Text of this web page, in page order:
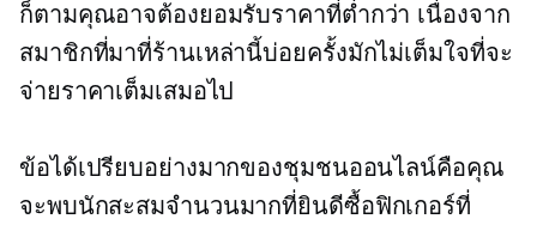
ก็ตามคุณอาจต้องยอมรับราคาที่ต่ำกว่า เนื่องจาก
สมาชิกที่มาที่ร้านเหล่านี้บ่อยครั้งมักไม่เต็มใจที่จะ
จ่ายราคาเต็มเสมอไป
ข้อได้เปรียบอย่างมากของชุมชนออนไลน์คือคุณ
จะพบนักสะสมจำนวนมากที่ยินดีซื้อฟิกเกอร์ที่